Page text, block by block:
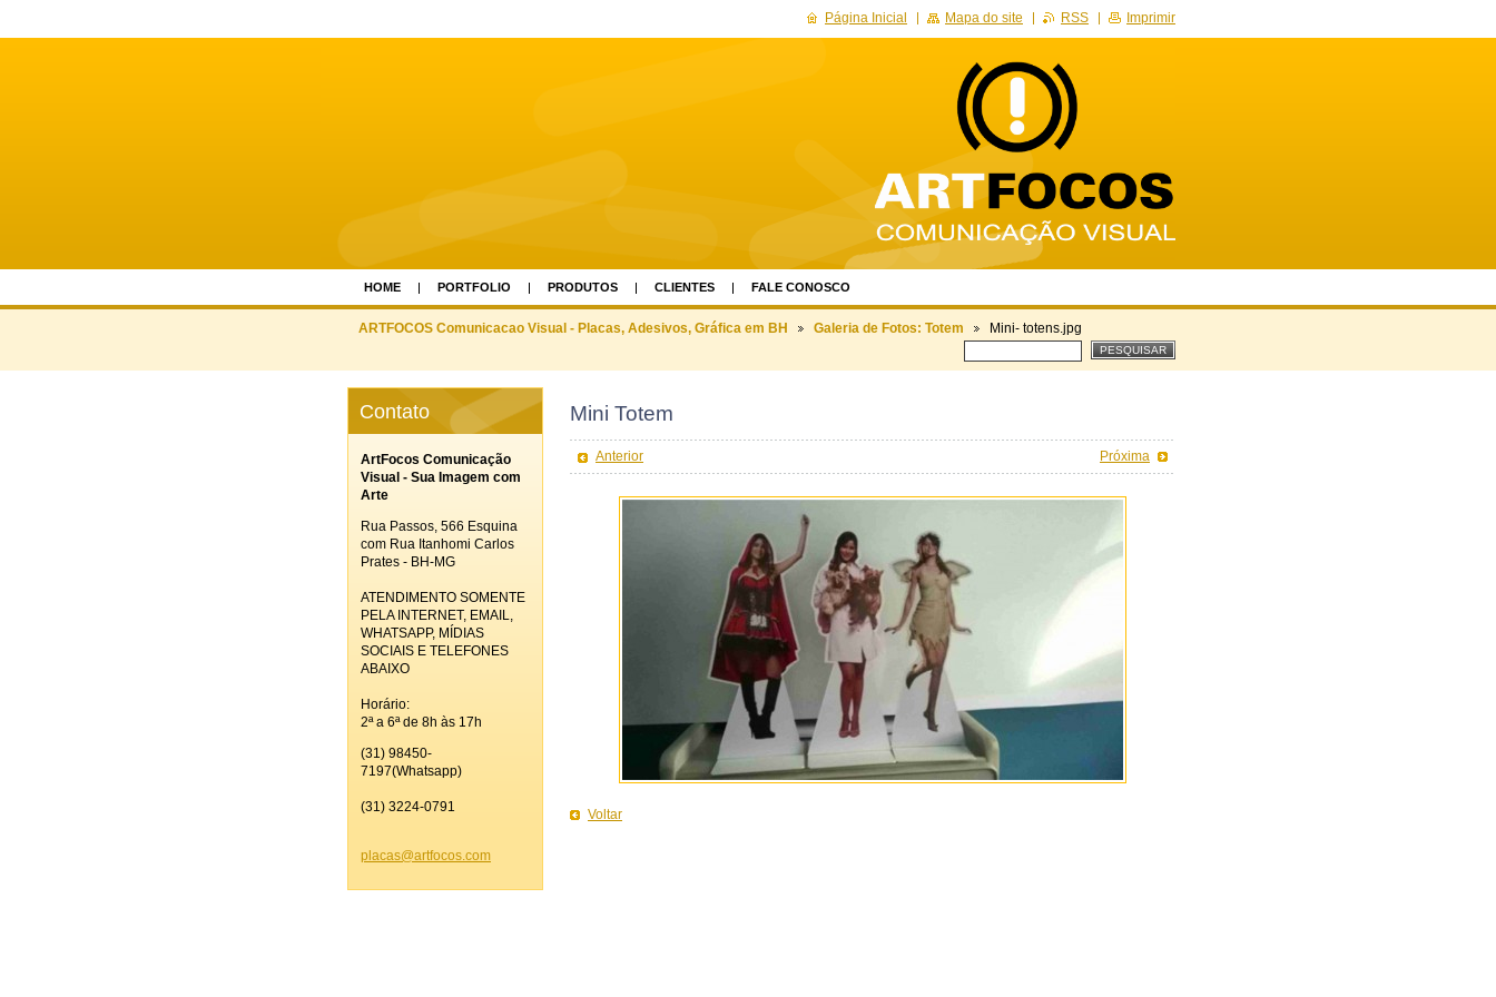
HOME PORTFOLIO PRODUTOS CLIENTES FALE CONOSCO
ARTFOCOS Comunicacao Visual - Placas, Adesivos, Gráfica em BH Galeria de Fotos: Totem Mini- totens.jpg
Mini Totem
Anterior Próxima
Voltar
Contato
ArtFocos Comunicação
Visual - Sua Imagem com
Arte
Rua Passos, 566 Esquina
com Rua Itanhomi Carlos
Prates - BH-MG
ATENDIMENTO SOMENTE
PELA INTERNET, EMAIL,
WHATSAPP, MÍDIAS
SOCIAIS E TELEFONES
ABAIXO
Horário:
2ª a 6ª de 8h às 17h
(31) 98450-
7197(Whatsapp)
(31) 3224-0791
placas@artfocos.com
Página Inicial Mapa do site RSS Imprimir